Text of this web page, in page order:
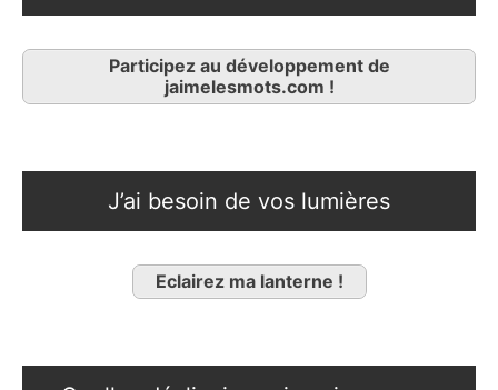
Participez au développement de
jaimelesmots.com !
J’ai besoin de vos lumières
Eclairez ma lanterne !